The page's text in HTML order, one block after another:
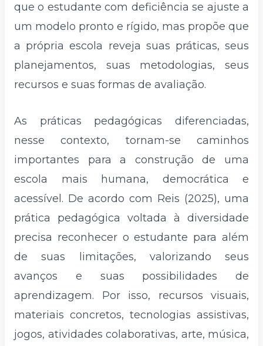
que o estudante com deficiência se ajuste a
um modelo pronto e rígido, mas propõe que
a própria escola reveja suas práticas, seus
planejamentos, suas metodologias, seus
recursos e suas formas de avaliação.
As práticas pedagógicas diferenciadas,
nesse contexto, tornam-se caminhos
importantes para a construção de uma
escola mais humana, democrática e
acessível. De acordo com Reis (2025), uma
prática pedagógica voltada à diversidade
precisa reconhecer o estudante para além
de suas limitações, valorizando seus
avanços e suas possibilidades de
aprendizagem. Por isso, recursos visuais,
materiais concretos, tecnologias assistivas,
jogos, atividades colaborativas, arte, música,